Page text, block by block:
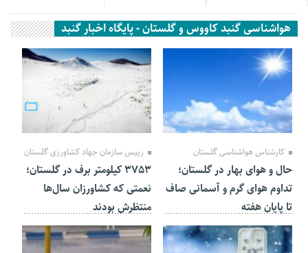
هواشناسی گنبد کاووس و گلستان - پایگاه اخبار گنبد
28 بهمن 1404
کارشناس هواشناسی گلستان
حال و هوای بهار در گلستان؛
تداوم هوای گرم و آسمانی صاف
تا پایان هفته
رییس سازمان جهاد کشاورزی گلستان
۳۷۵۳ کیلومتر برف در گلستان؛
نعمتی که کشاورزان سال‌ها
منتظرش بودند